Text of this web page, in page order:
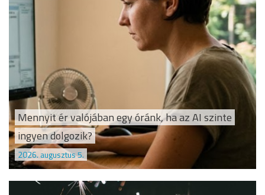
Mennyit ér valójában egy óránk, ha az AI szinte
ingyen dolgozik?
2026. augusztus 5.